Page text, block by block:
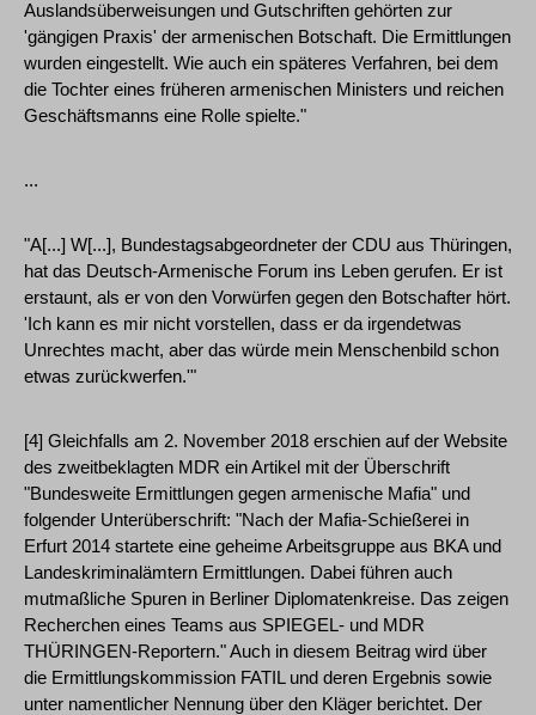
Auslandsüberweisungen und Gutschriften gehörten zur
'gängigen Praxis' der armenischen Botschaft. Die Ermittlungen
wurden eingestellt. Wie auch ein späteres Verfahren, bei dem
die Tochter eines früheren armenischen Ministers und reichen
Geschäftsmanns eine Rolle spielte."
...
"A[...] W[...], Bundestagsabgeordneter der CDU aus Thüringen,
hat das Deutsch-Armenische Forum ins Leben gerufen. Er ist
erstaunt, als er von den Vorwürfen gegen den Botschafter hört.
'Ich kann es mir nicht vorstellen, dass er da irgendetwas
Unrechtes macht, aber das würde mein Menschenbild schon
etwas zurückwerfen.'"
[4] Gleichfalls am 2. November 2018 erschien auf der Website
des zweitbeklagten MDR ein Artikel mit der Überschrift
"Bundesweite Ermittlungen gegen armenische Mafia" und
folgender Unterüberschrift: "Nach der Mafia-Schießerei in
Erfurt 2014 startete eine geheime Arbeitsgruppe aus BKA und
Landeskriminalämtern Ermittlungen. Dabei führen auch
mutmaßliche Spuren in Berliner Diplomatenkreise. Das zeigen
Recherchen eines Teams aus SPIEGEL- und MDR
THÜRINGEN-Reportern." Auch in diesem Beitrag wird über
die Ermittlungskommission FATIL und deren Ergebnis sowie
unter namentlicher Nennung über den Kläger berichtet. Der